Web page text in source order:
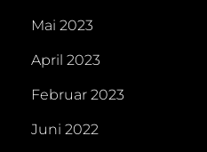
Mai 2023
April 2023
Februar 2023
Juni 2022